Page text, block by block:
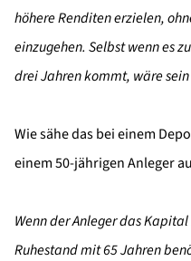
höhere Renditen erzielen,
einzugehen. Selbst wenn es
drei Jahren kommt, wäre
Wie sähe das bei einem
einem 50-jährigen Anleger
Wenn der Anleger das
Ruhestand mit 65 Jahren